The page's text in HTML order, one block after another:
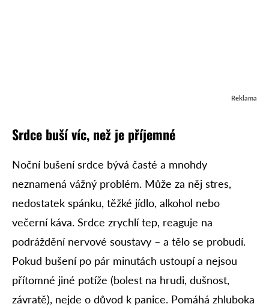
Reklama
Srdce buší víc, než je příjemné
Noční bušení srdce bývá časté a mnohdy
neznamená vážný problém. Může za něj stres,
nedostatek spánku, těžké jídlo, alkohol nebo
večerní káva. Srdce zrychlí tep, reaguje na
podráždění nervové soustavy – a tělo se probudí.
Pokud bušení po pár minutách ustoupí a nejsou
přítomné jiné potíže (bolest na hrudi, dušnost,
závratě), nejde o důvod k panice. Pomáhá zhluboka